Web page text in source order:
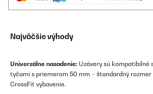
Najväčšie výhody
Univerzálne nasadenie: Uzávery sú kompatibilné
tyčami s priemerom 50 mm – štandardný
CrossFit vybavenie.